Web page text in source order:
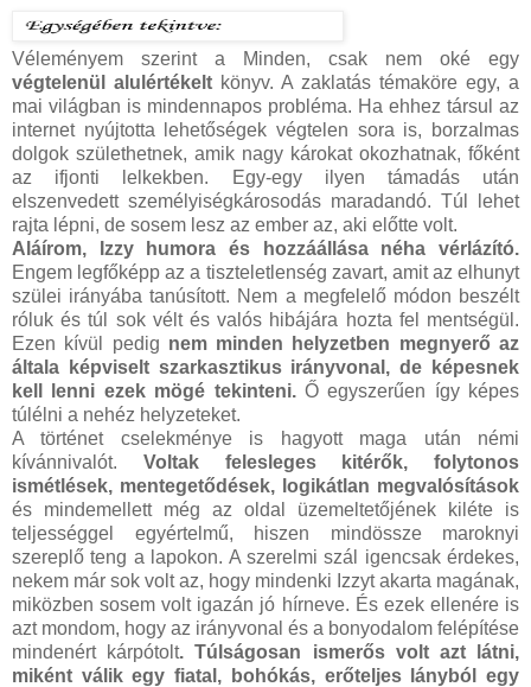
Véleményem szerint a Minden, csak nem oké egy
végtelenül alulértékelt könyv. A zaklatás témaköre egy, a
mai világban is mindennapos probléma. Ha ehhez társul az
internet nyújtotta lehetőségek végtelen sora is, borzalmas
dolgok születhetnek, amik nagy károkat okozhatnak, főként
az ifjonti lelkekben. Egy-egy ilyen támadás után
elszenvedett személyiségkárosodás maradandó. Túl lehet
rajta lépni, de sosem lesz az ember az, aki előtte volt.
Aláírom, Izzy humora és hozzáállása néha vérlázító.
Engem legfőképp az a tiszteletlenség zavart, amit az elhunyt
szülei irányába tanúsított. Nem a megfelelő módon beszélt
róluk és túl sok vélt és valós hibájára hozta fel mentségül.
Ezen kívül pedig nem minden helyzetben megnyerő az
általa képviselt szarkasztikus irányvonal, de képesnek
kell lenni ezek mögé tekinteni. Ő egyszerűen így képes
túlélni a nehéz helyzeteket.
A történet cselekménye is hagyott maga után némi
kívánnivalót. Voltak felesleges kitérők, folytonos
ismétlések, mentegetődések, logikátlan megvalósítások
és mindemellett még az oldal üzemeltetőjének kiléte is
teljességgel egyértelmű, hiszen mindössze maroknyi
szereplő teng a lapokon. A szerelmi szál igencsak érdekes,
nekem már sok volt az, hogy mindenki Izzyt akarta magának,
miközben sosem volt igazán jó hírneve. És ezek ellenére is
azt mondom, hogy az irányvonal és a bonyodalom felépítése
mindenért kárpótolt. Túlságosan ismerős volt azt látni,
miként válik egy fiatal, bohókás, erőteljes lányból egy